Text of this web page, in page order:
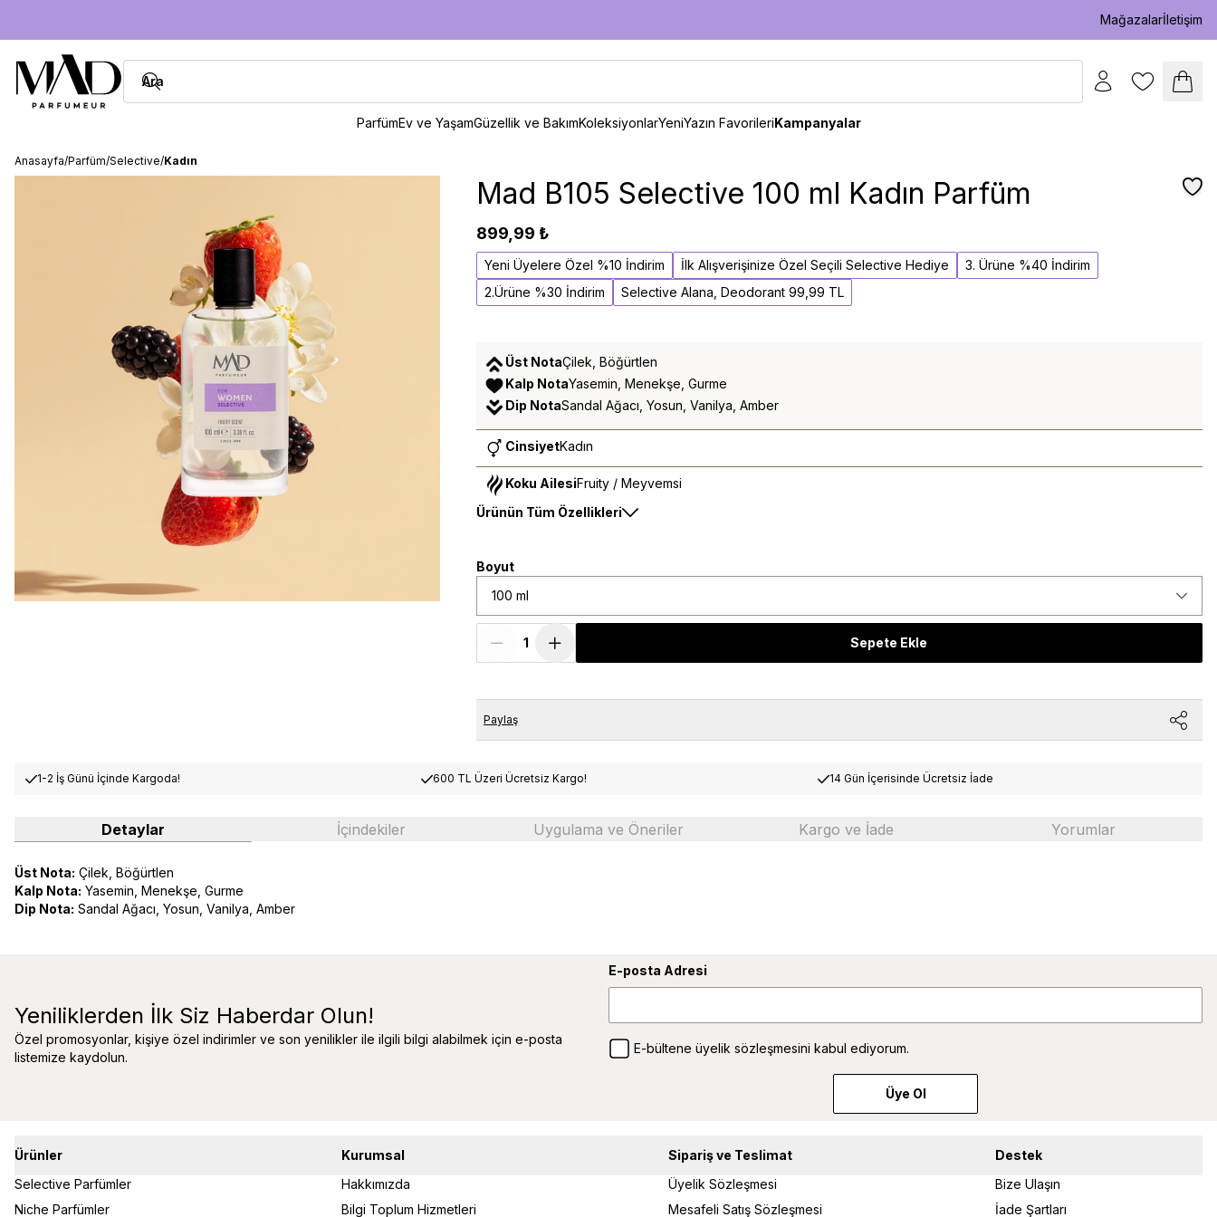
Mağazalarİletişim
ParfümEv ve YaşamGüzellik ve BakımKoleksiyonlarYeniYazın FavorileriKampanyalar
Anasayfa/Parfüm/Selective/Kadın
Mad B105 Selective 100 ml Kadın Parfüm
899,99 ₺
Boyut
100 ml
Yeni Üyelere Özel %10 İndirim İlk Alışverişinize Özel Seçili Selective Hediye
3. Ürüne %40 İndirim
2.Ürüne %30 İndirim
Selective Alana, Deodorant 99,99 TL
Üst NotaÇilek, Böğürtlen
Kalp NotaYasemin, Menekşe, Gurme
Dip NotaSandal Ağacı, Yosun, Vanilya, Amber
CinsiyetKadın
Koku AilesiFruity / Meyvemsi
Ürünün Tüm Özellikleri
Sepete Ekle
Paylaş
1-2 İş Günü İçinde Kargoda! 600 TL Üzeri Ücretsiz Kargo! 14 Gün İçerisinde Ücretsiz İade
Detaylar İçindekiler Uygulama ve Öneriler Kargo ve İade Yorumlar
Üst Nota: Çilek, Böğürtlen
Kalp Nota: Yasemin, Menekşe, Gurme
Dip Nota: Sandal Ağacı, Yosun, Vanilya, Amber
Yeniliklerden İlk Siz Haberdar Olun!
Özel promosyonlar, kişiye özel indirimler ve son yenilikler ile ilgili bilgi alabilmek için e-posta
listemize kaydolun.
E-posta Adresi
E-bültene üyelik sözleşmesini kabul ediyorum.
Üye Ol
Ürünler
Selective Parfümler
Niche Parfümler
Kurumsal
Hakkımızda
Bilgi Toplum Hizmetleri
Sipariş ve Teslimat
Üyelik Sözleşmesi
Mesafeli Satış Sözleşmesi
Destek
Bize Ulaşın
İade Şartları